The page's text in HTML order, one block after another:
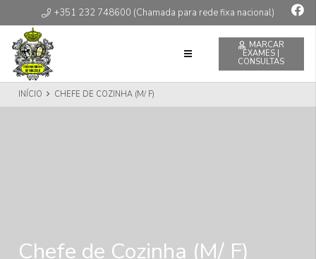
+351 232 748600 (Chamada para rede fixa nacional)
MARCAR
EXAMES |
CONSULTAS
INÍCIO CHEFE DE COZINHA (M/ F)
Chefe de Cozinha (M/ F)